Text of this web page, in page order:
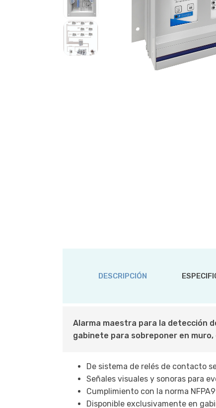
DESCRIPCIÓN
Alarma maestra para la detección
gabinete para sobreponer en muro,
De sistema de relés de contacto
Señales visuales y sonoras para
Cumplimiento con la norma
Disponible exclusivamente en